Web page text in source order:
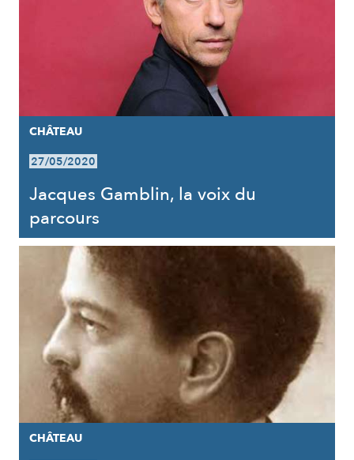
CHÂTEAU
27/05/2020
Jacques Gamblin, la voix du
parcours
CHÂTEAU